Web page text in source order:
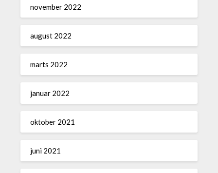
november 2022
august 2022
marts 2022
januar 2022
oktober 2021
juni 2021